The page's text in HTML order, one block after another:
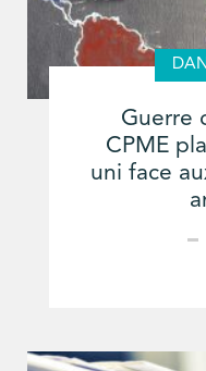
Guerre
CPME
uni face